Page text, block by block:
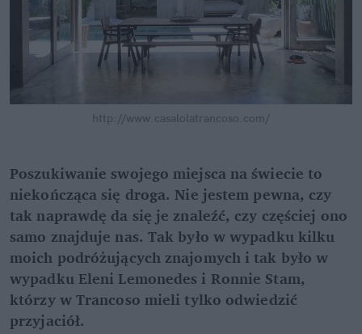
http://www.casalolatrancoso.com/
Poszukiwanie swojego miejsca na świecie to
niekończąca się droga. Nie jestem pewna, czy
tak naprawdę da się je znaleźć, czy częściej ono
samo znajduje nas. Tak było w wypadku kilku
moich podróżujących znajomych i tak było w
wypadku Eleni Lemonedes i Ronnie Stam,
którzy w Trancoso mieli tylko odwiedzić
przyjaciół.